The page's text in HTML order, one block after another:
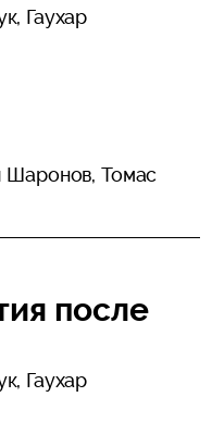
Гаухар
Шаронов, Томас
после
Гаухар